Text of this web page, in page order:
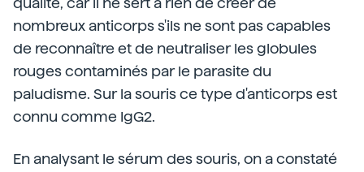
nombreux anticorps s'ils ne sont pas capables
de reconnaître et de neutraliser les globules
rouges contaminés par le parasite du
paludisme. Sur la souris ce type d'anticorps est
connu comme IgG2.
En analysant le sérum des souris, on a constaté